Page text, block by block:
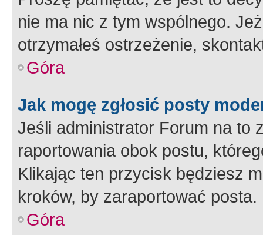
nie ma nic z tym wspólnego.
otrzymałeś ostrzeżenie,
Góra
Jak mogę zgłosić posty
Jeśli administrator Forum na to
raportowania obok postu,
Klikając ten przycisk będziesz
kroków, by zaraportować posta.
Góra